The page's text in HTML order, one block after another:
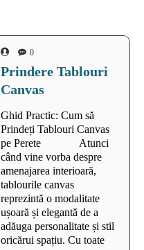
0
Prindere Tablouri
Canvas
Ghid Practic: Cum să
Prindeți Tablouri Canvas
pe Perete Atunci
când vine vorba despre
amenajarea interioară,
tablourile canvas
reprezintă o modalitate
ușoară și elegantă de a
adăuga personalitate și stil
oricărui spațiu. Cu toate